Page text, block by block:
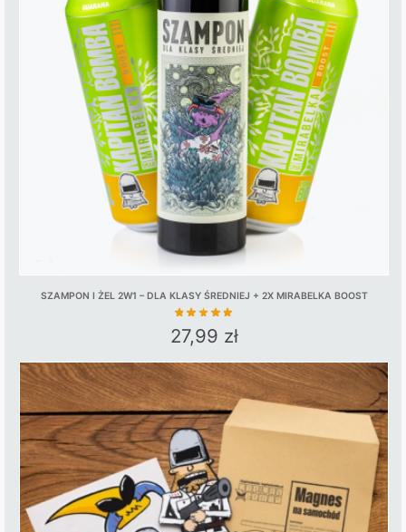
SZAMPON I ŻEL 2W1 – DLA KLASY ŚREDNIEJ + 2X MIRABELKA BOOST
27,99 zł